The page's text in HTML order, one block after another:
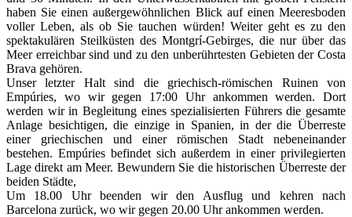
haben Sie einen außergewöhnlichen Blick auf einen Meeresboden
voller Leben, als ob Sie tauchen würden! Weiter geht es zu den
spektakulären Steilküsten des Montgrí-Gebirges, die nur über das
Meer erreichbar sind und zu den unberührtesten Gebieten der Costa
Brava gehören.
Unser letzter Halt sind die griechisch-römischen Ruinen von
Empúries, wo wir gegen 17:00 Uhr ankommen werden. Dort
werden wir in Begleitung eines spezialisierten Führers die gesamte
Anlage besichtigen, die einzige in Spanien, in der die Überreste
einer griechischen und einer römischen Stadt nebeneinander
bestehen. Empúries befindet sich außerdem in einer privilegierten
Lage direkt am Meer. Bewundern Sie die historischen Überreste der
beiden Städte,
Um 18.00 Uhr beenden wir den Ausflug und kehren nach
Barcelona zurück, wo wir gegen 20.00 Uhr ankommen werden.